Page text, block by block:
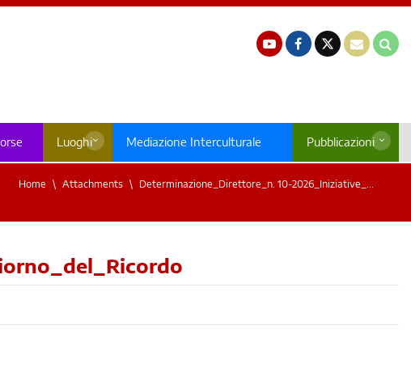
Luoghi Mediazione Interculturale Pubblicazioni
Home Attachments Determinazione_Direttore_n. 10-2026_Iniziative_...